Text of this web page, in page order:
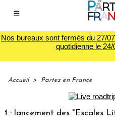
☰
Nos bureaux sont fermés du 27/
quotidienne le
Accueil > Partez en France
des "Escales